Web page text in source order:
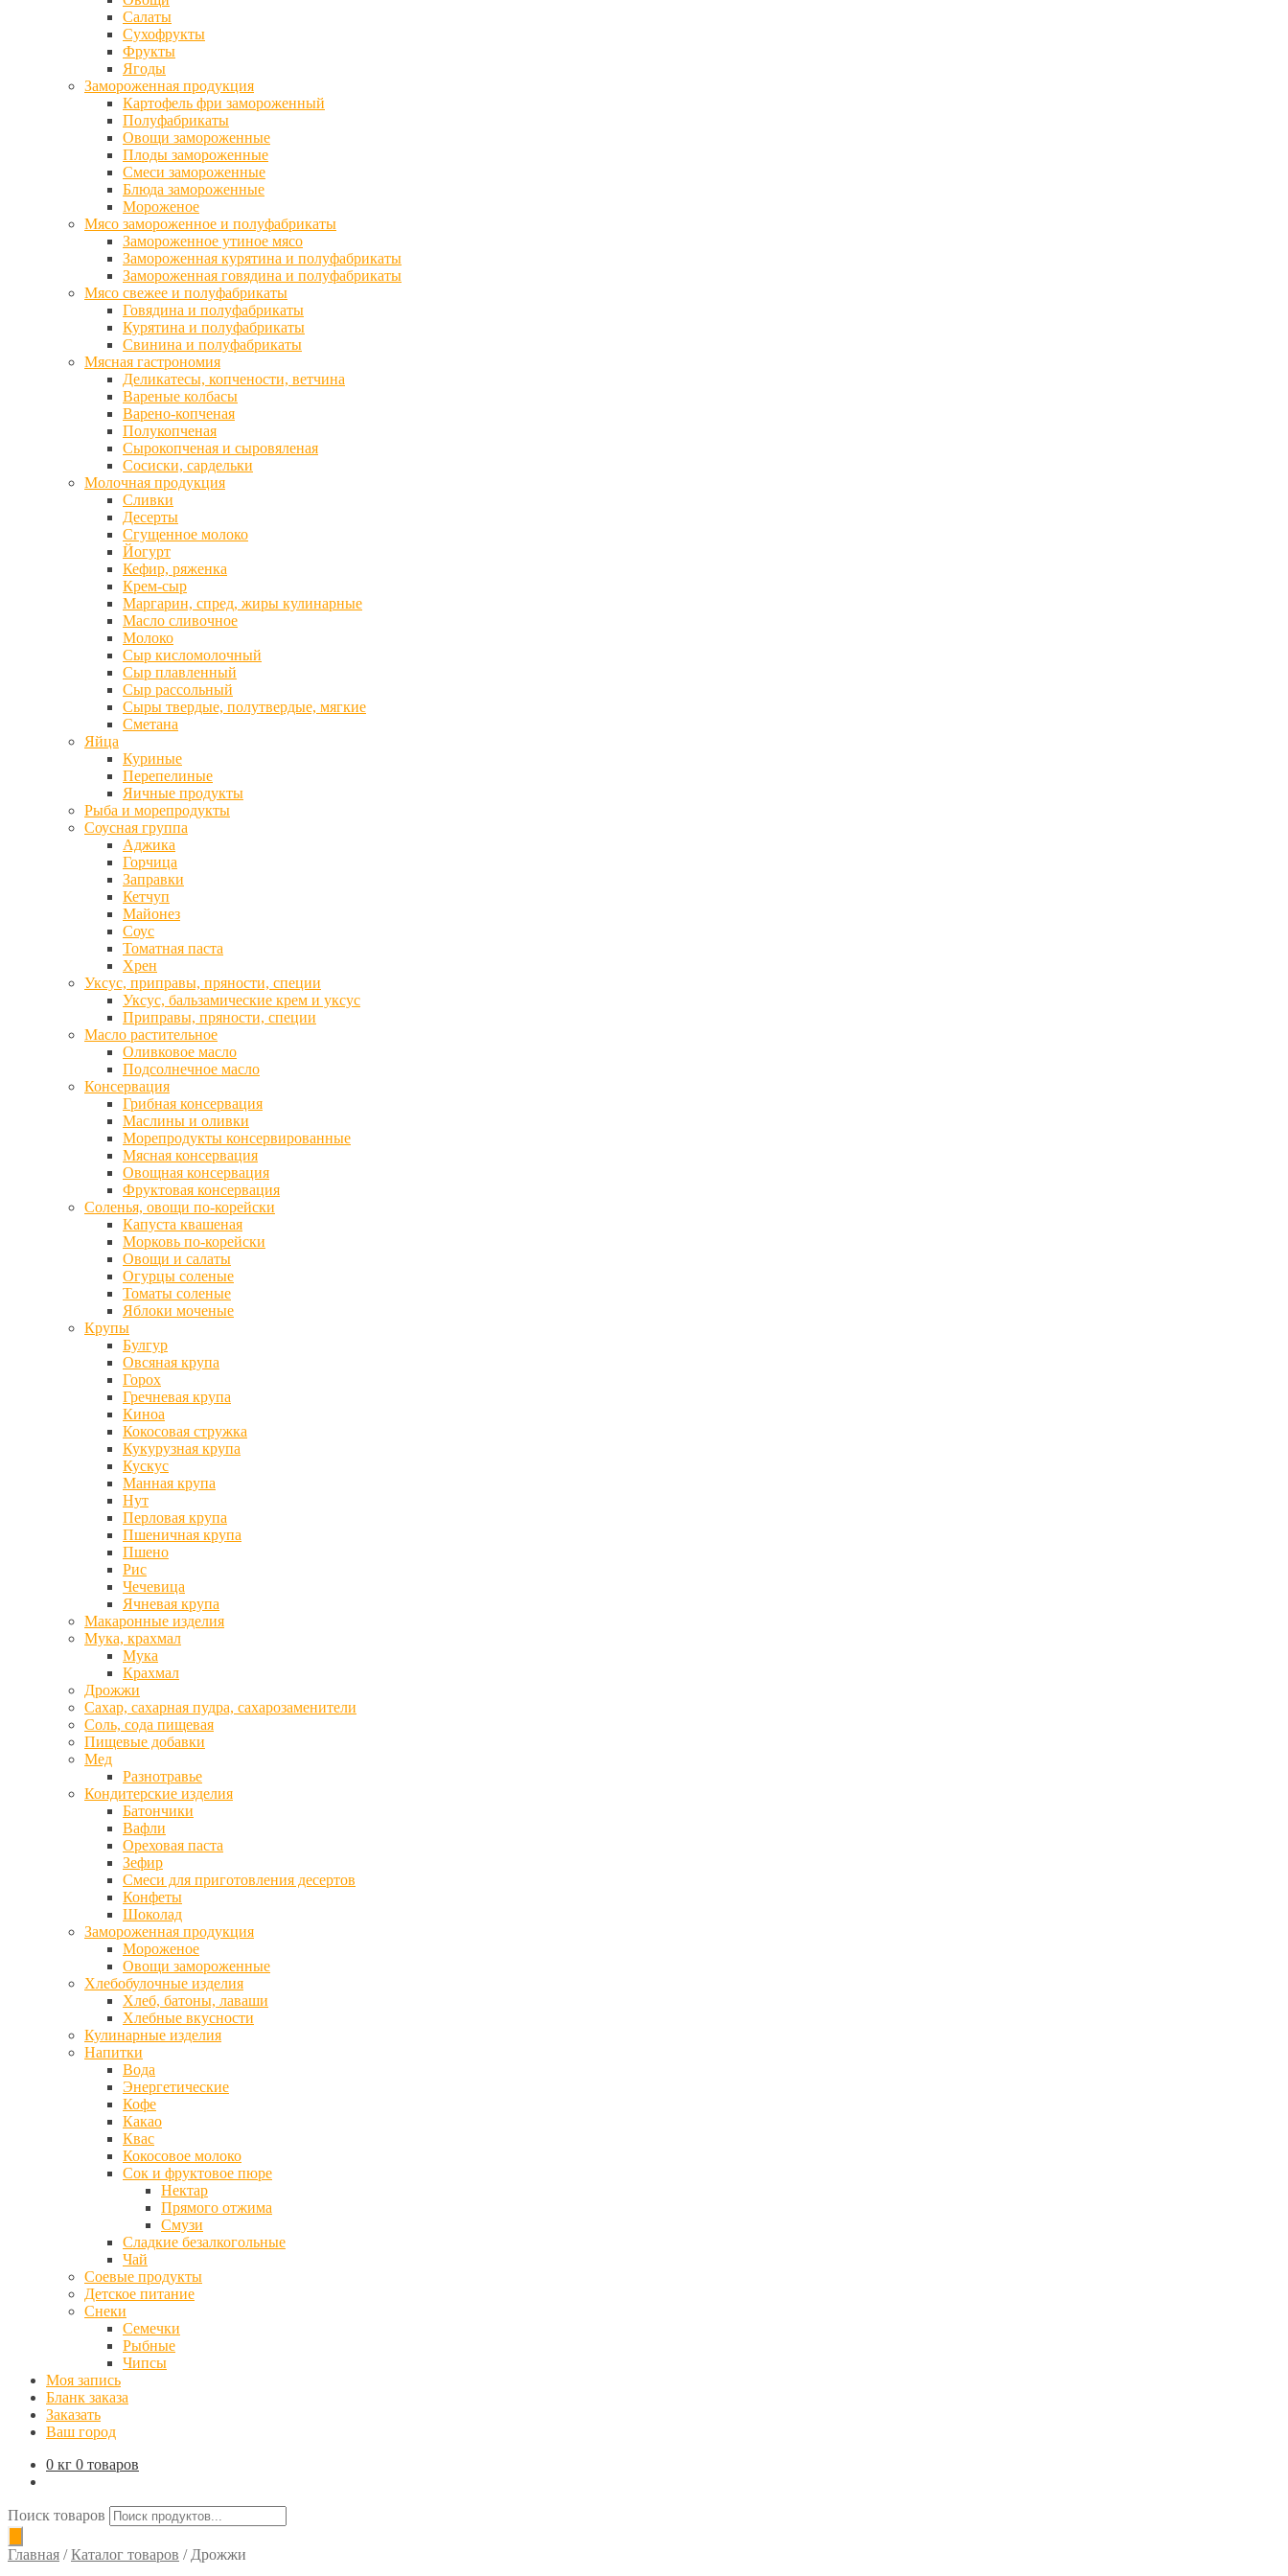
Салаты
Сухофрукты
Фрукты
Ягоды
Замороженная продукция
Картофель фри замороженный
Полуфабрикаты
Овощи замороженные
Плоды замороженные
Смеси замороженные
Блюда замороженные
Мороженое
Мясо замороженное и полуфабрикаты
Замороженное утиное мясо
Замороженная курятина и полуфабрикаты
Замороженная говядина и полуфабрикаты
Мясо свежее и полуфабрикаты
Говядина и полуфабрикаты
Курятина и полуфабрикаты
Свинина и полуфабрикаты
Мясная гастрономия
Деликатесы, копчености, ветчина
Вареные колбасы
Варено-копченая
Полукопченая
Сырокопченая и сыровяленая
Сосиски, сардельки
Молочная продукция
Сливки
Десерты
Сгущенное молоко
Йогурт
Кефир, ряженка
Крем-сыр
Маргарин, спред, жиры кулинарные
Масло сливочное
Молоко
Сыр кисломолочный
Сыр плавленный
Сыр рассольный
Сыры твердые, полутвердые, мягкие
Сметана
Яйца
Куриные
Перепелиные
Яичные продукты
Рыба и морепродукты
Соусная группа
Аджика
Горчица
Заправки
Кетчуп
Майонез
Соус
Томатная паста
Хрен
Уксус, приправы, пряности, специи
Уксус, бальзамические крем и уксус
Приправы, пряности, специи
Масло растительное
Оливковое масло
Подсолнечное масло
Консервация
Грибная консервация
Маслины и оливки
Морепродукты консервированные
Мясная консервация
Овощная консервация
Фруктовая консервация
Соленья, овощи по-корейски
Капуста квашеная
Морковь по-корейски
Овощи и салаты
Огурцы соленые
Томаты соленые
Яблоки моченые
Крупы
Булгур
Овсяная крупа
Горох
Гречневая крупа
Киноа
Кокосовая стружка
Кукурузная крупа
Кускус
Манная крупа
Нут
Перловая крупа
Пшеничная крупа
Пшено
Рис
Чечевица
Ячневая крупа
Макаронные изделия
Мука, крахмал
Мука
Крахмал
Дрожжи
Сахар, сахарная пудра, сахарозаменители
Соль, сода пищевая
Пищевые добавки
Мед
Разнотравье
Кондитерские изделия
Батончики
Вафли
Ореховая паста
Зефир
Смеси для приготовления десертов
Конфеты
Шоколад
Замороженная продукция
Мороженое
Овощи замороженные
Хлебобулочные изделия
Хлеб, батоны, лаваши
Хлебные вкусности
Кулинарные изделия
Напитки
Вода
Энергетические
Кофе
Какао
Квас
Кокосовое молоко
Сок и фруктовое пюре
Нектар
Прямого отжима
Смузи
Сладкие безалкогольные
Чай
Соевые продукты
Детское питание
Снеки
Семечки
Рыбные
Чипсы
Моя запись
Бланк заказа
Заказать
Ваш город
0 кг 0 товаров
Поиск товаров
Главная /Каталог товаров / Дрожжи